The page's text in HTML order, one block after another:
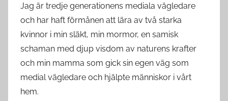
Jag är tredje generationens mediala vägledare
och har haft förmånen att lära av två starka
kvinnor i min släkt, min mormor, en samisk
schaman med djup visdom av naturens krafter
och min mamma som gick sin egen väg som
medial vägledare och hjälpte människor i vårt
hem.